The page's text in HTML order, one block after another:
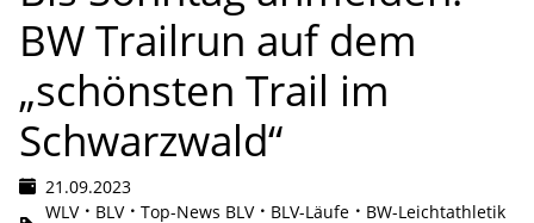
BW Trailrun auf dem
„schönsten Trail im
Schwarzwald“
21.09.2023
WLV
BLV Top-News BLV BLV-Läufe
BW-Leichtathletik